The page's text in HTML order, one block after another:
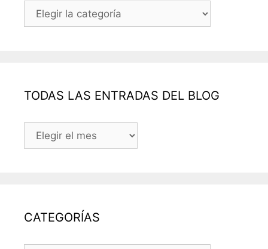
Categorías
TODAS LAS ENTRADAS DEL BLOG
TODAS
CATEGORÍAS